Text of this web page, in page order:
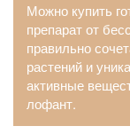
Можно купить
препарат от
правильно
растений и
активные
лофант.